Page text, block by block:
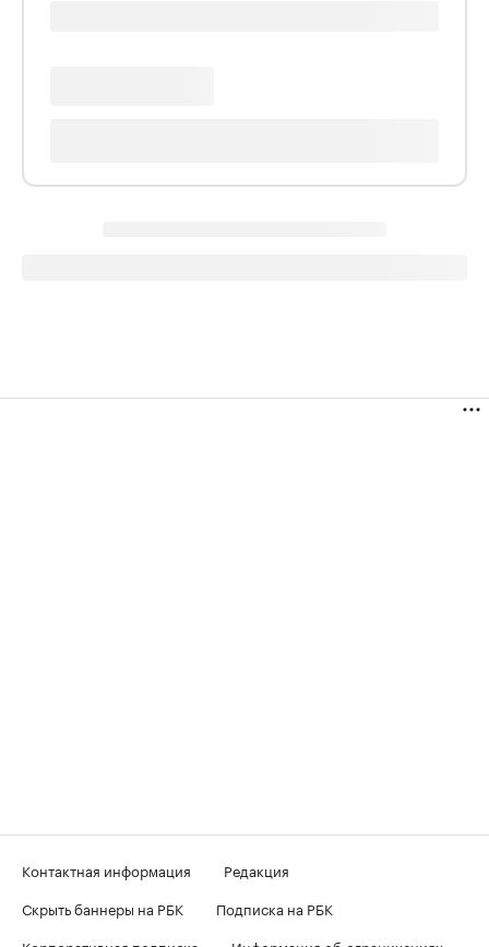
Контактная информация
Редакция
Скрыть баннеры на РБК
Подписка на РБК